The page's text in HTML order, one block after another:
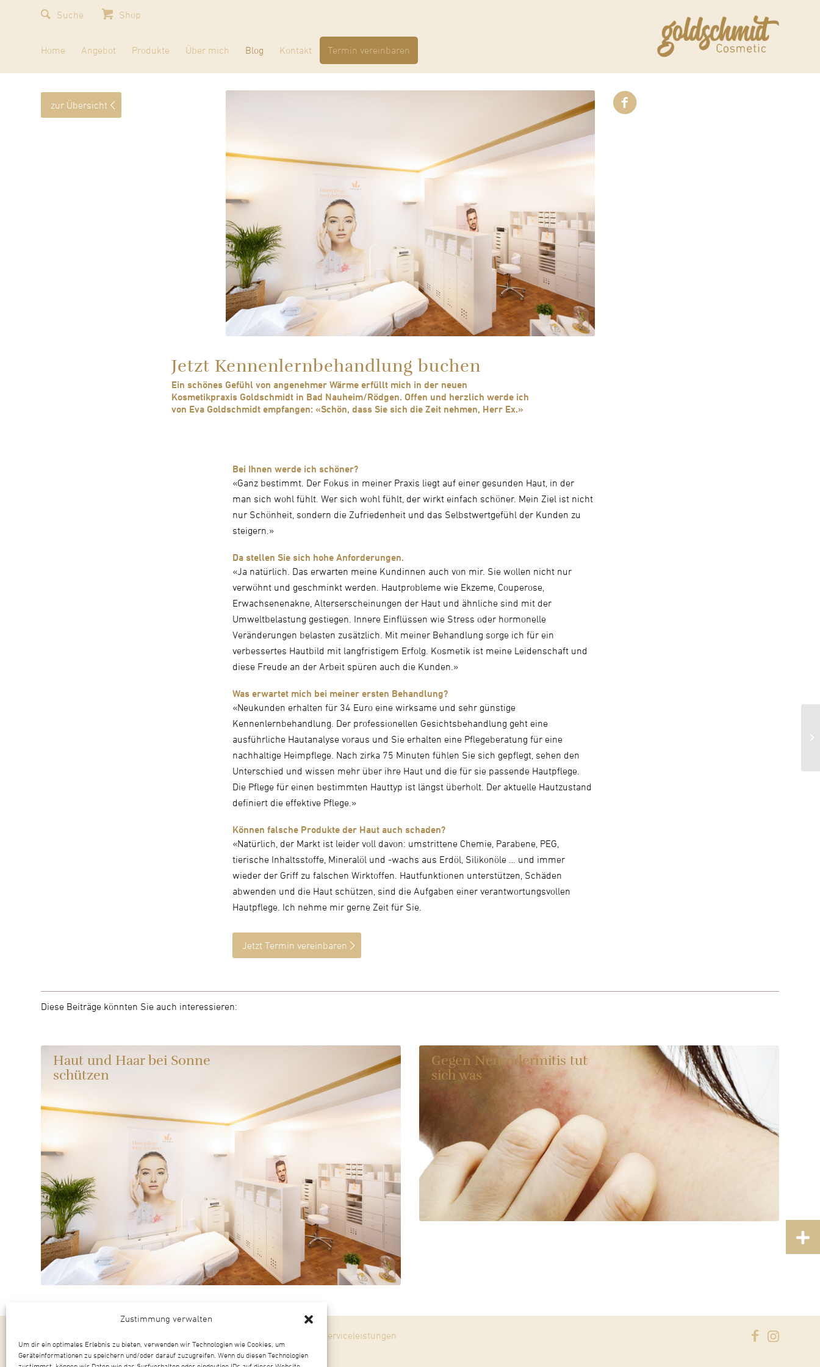
Zustimmung verwalten
Um dir ein optimales Erlebnis zu bieten, verwenden wir Technologien wie Cookies, um
Geräteinformationen zu speichern und/oder darauf zuzugreifen. Wenn du diesen Technologien
Home Angebot Produkte Über mich Blog Kontakt Termin vereinbaren
Shop
zur Übersicht
Jetzt Kennenlernbehandlung buchen
Ein schönes Gefühl von angenehmer Wärme erfüllt mich in der neuen
Kosmetikpraxis Goldschmidt in Bad Nauheim/Rödgen. Offen und herzlich werde ich
von Eva Goldschmidt empfangen: «Schön, dass Sie sich die Zeit nehmen, Herr Ex.»
Bei Ihnen werde ich schöner?
«Ganz bestimmt. Der Fokus in meiner Praxis liegt auf einer gesunden Haut, in der
man sich wohl fühlt. Wer sich wohl fühlt, der wirkt einfach schöner. Mein Ziel ist nicht
nur Schönheit, sondern die Zufriedenheit und das Selbstwertgefühl der Kunden zu
steigern.»
Da stellen Sie sich hohe Anforderungen.
«Ja natürlich. Das erwarten meine Kundinnen auch von mir. Sie wollen nicht nur
verwöhnt und geschminkt werden. Hautprobleme wie Ekzeme, Couperose,
Erwachsenenakne, Alterserscheinungen der Haut und ähnliche sind mit der
Umweltbelastung gestiegen. Innere Einflüssen wie Stress oder hormonelle
Veränderungen belasten zusätzlich. Mit meiner Behandlung sorge ich für ein
verbessertes Hautbild mit langfristigem Erfolg. Kosmetik ist meine Leidenschaft und
diese Freude an der Arbeit spüren auch die Kunden.»
Was erwartet mich bei meiner ersten Behandlung?
«Neukunden erhalten für 34 Euro eine wirksame und sehr günstige
Kennenlernbehandlung. Der professionellen Gesichtsbehandlung geht eine
ausführliche Hautanalyse voraus und Sie erhalten eine Pflegeberatung für eine
nachhaltige Heimpflege. Nach zirka 75 Minuten fühlen Sie sich gepflegt, sehen den
Unterschied und wissen mehr über ihre Haut und die für sie passende Hautpflege.
Die Pflege für einen bestimmten Hauttyp ist längst überholt. Der aktuelle Hautzustand
definiert die effektive Pflege.»
Können falsche Produkte der Haut auch schaden?
«Natürlich, der Markt ist leider voll davon: umstrittene Chemie, Parabene, PEG,
tierische Inhaltsstoffe, Mineralöl und -wachs aus Erdöl, Silikonöle … und immer
wieder der Griff zu falschen Wirktoffen. Hautfunktionen unterstützen, Schäden
abwenden und die Haut schützen, sind die Aufgaben einer verantwortungsvollen
Hautpflege. Ich nehme mir gerne Zeit für Sie.
Jetzt Termin vereinbaren
Diese Beiträge könnten Sie auch interessieren:
Haut und Haar bei Sonne
schützen
Gegen Neurodermitis tut
sich was
Einzigartige Serviceleistungen
Produkte von Lupin Cosmetic